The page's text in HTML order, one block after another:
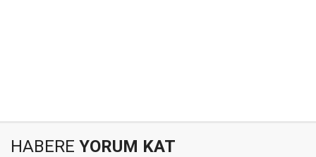
HABERE YORUM KAT